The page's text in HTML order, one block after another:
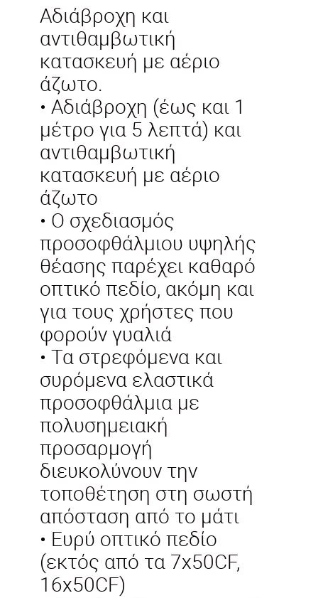
Αδιάβροχη και
αντιθαμβωτική
κατασκευή με αέριο
άζωτο.
• Αδιάβροχη (έως και 1
μέτρο για 5 λεπτά) και
αντιθαμβωτική
κατασκευή με αέριο
άζωτο
• Ο σχεδιασμός
προσοφθάλμιου υψηλής
θέασης παρέχει καθαρό
οπτικό πεδίο, ακόμη και
για τους χρήστες που
φορούν γυαλιά
• Τα στρεφόμενα και
συρόμενα ελαστικά
προσοφθάλμια με
πολυσημειακή
προσαρμογή
διευκολύνουν την
τοποθέτηση στη σωστή
απόσταση από το μάτι
• Ευρύ οπτικό πεδίο
(εκτός από τα 7x50CF,
16x50CF)